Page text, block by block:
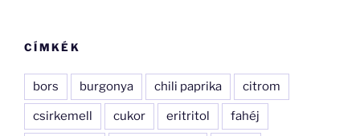
CÍMKÉK
bors burgonya chili paprika citrom
csirkemell cukor eritritol fahéj